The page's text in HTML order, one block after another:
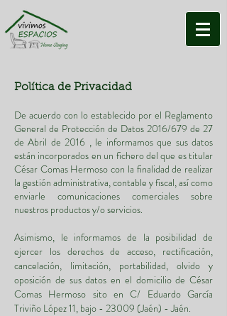
De acuerdo con lo establecido por el Reglamento
General de Protección de Datos 2016/679 de 27
de Abril de 2016 , le informamos que sus datos
están incorporados en un fichero del que es titular
César Comas Hermoso con la finalidad de realizar
la gestión administrativa, contable y fiscal, así como
enviarle comunicaciones comerciales sobre
nuestros productos y/o servicios.
Asimismo, le informamos de la posibilidad de
ejercer los derechos de acceso, rectificación,
cancelación, limitación, portabilidad, olvido y
oposición de sus datos en el domicilio de César
Comas Hermoso sito en C/ Eduardo García
Triviño López 11, bajo - 23009 (Jaén) - Jaén.
Política de Privacidad